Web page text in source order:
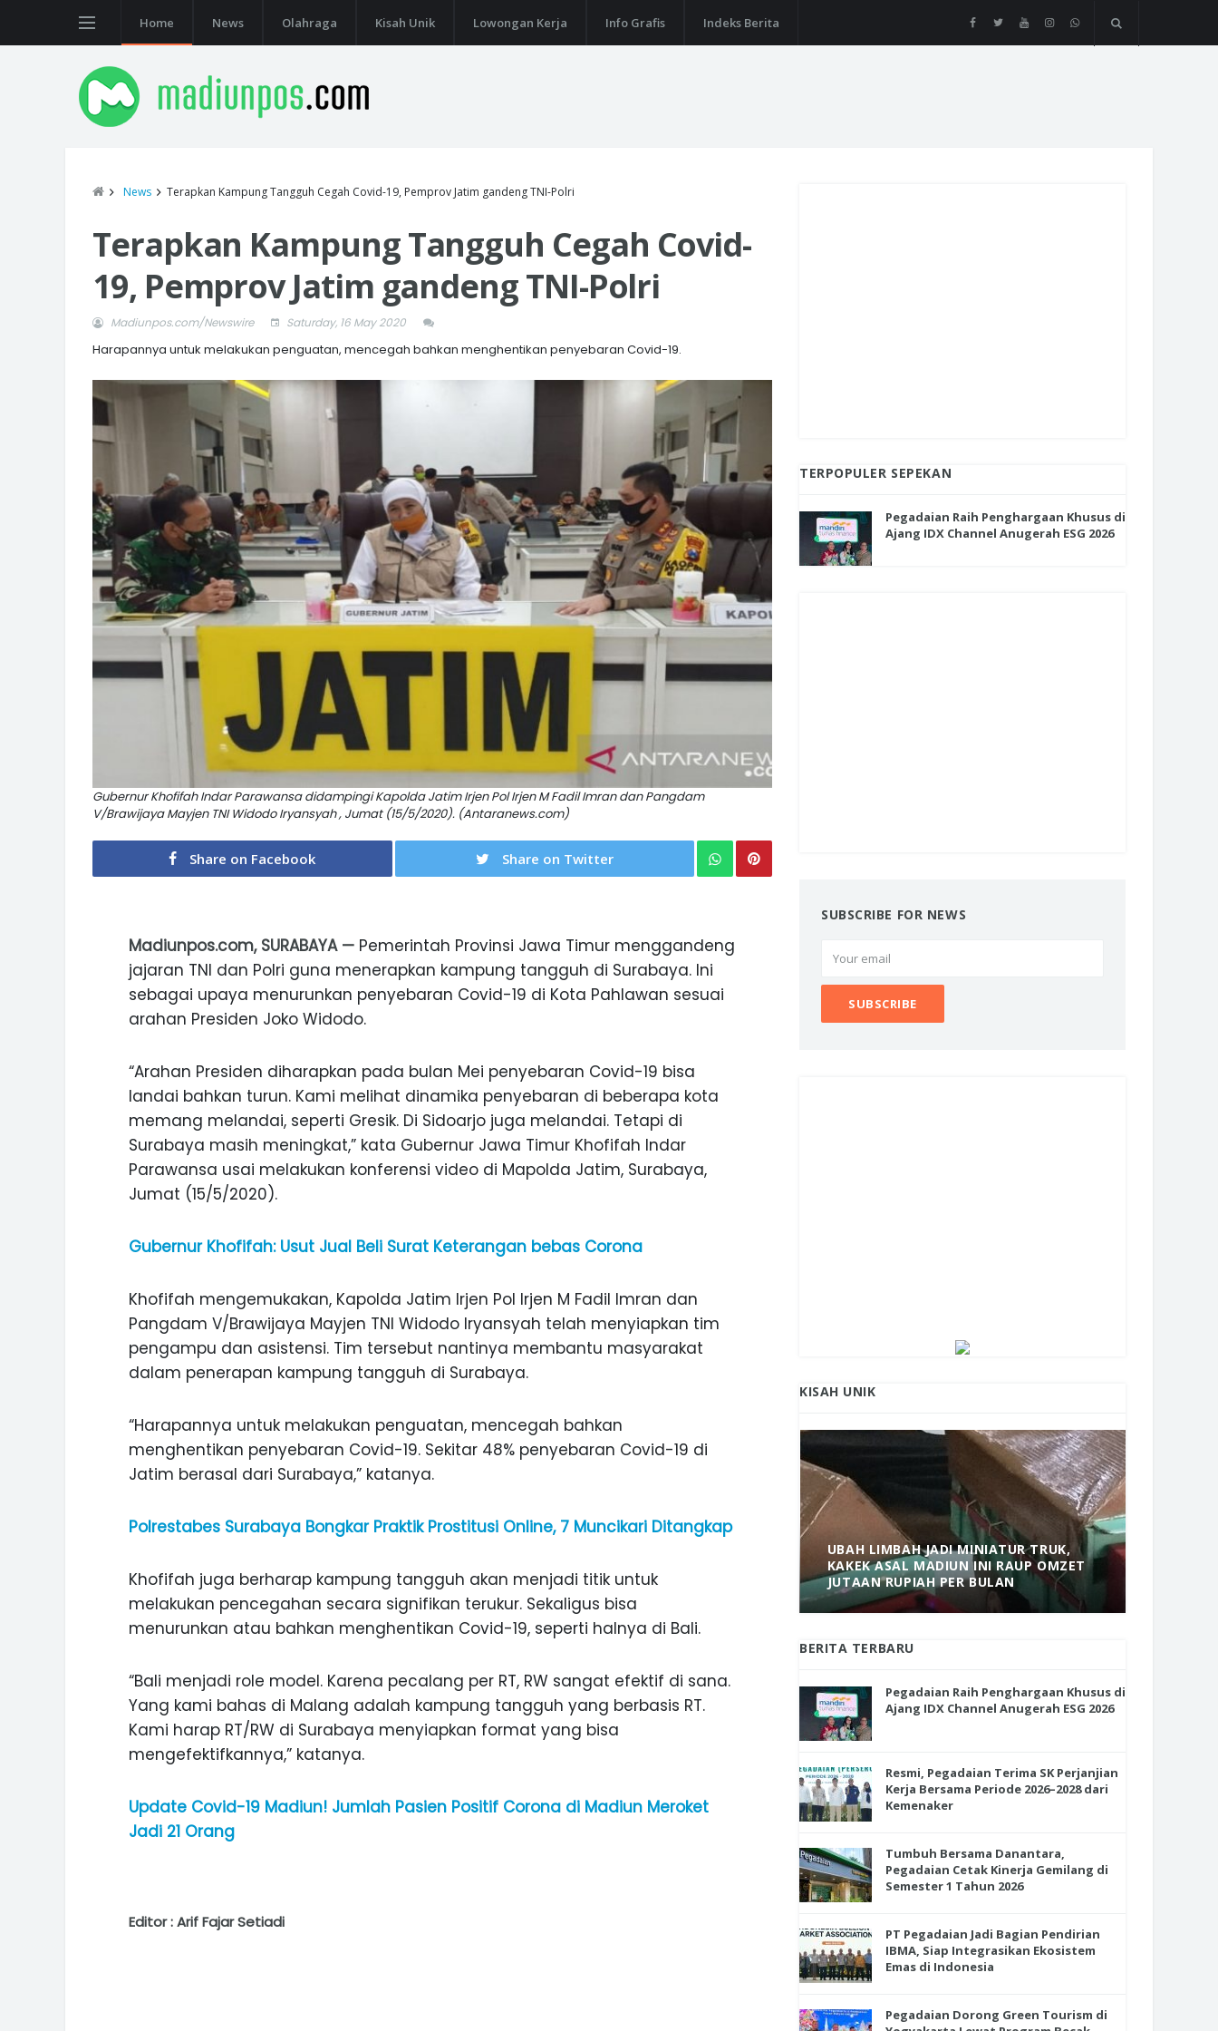
Home News Olahraga Kisah Unik Lowongan Kerja Info Grafis Indeks Berita
News Terapkan Kampung Tangguh Cegah Covid-19, Pemprov Jatim gandeng TNI-Polri
Terapkan Kampung Tangguh Cegah Covid-
19, Pemprov Jatim gandeng TNI-Polri
Madiunpos.com/Newswire Saturday, 16 May 2020
Harapannya untuk melakukan penguatan, mencegah bahkan menghentikan penyebaran Covid-19.
Gubernur Khofifah Indar Parawansa didampingi Kapolda Jatim Irjen Pol Irjen M Fadil Imran dan Pangdam
V/Brawijaya Mayjen TNI Widodo Iryansyah , Jumat (15/5/2020). (Antaranews.com)
Share on Facebook Share on Twitter
Madiunpos.com, SURABAYA — Pemerintah Provinsi Jawa Timur menggandeng
jajaran TNI dan Polri guna menerapkan kampung tangguh di Surabaya. Ini
sebagai upaya menurunkan penyebaran Covid-19 di Kota Pahlawan sesuai
arahan Presiden Joko Widodo.
“Arahan Presiden diharapkan pada bulan Mei penyebaran Covid-19 bisa
landai bahkan turun. Kami melihat dinamika penyebaran di beberapa kota
memang melandai, seperti Gresik. Di Sidoarjo juga melandai. Tetapi di
Surabaya masih meningkat,” kata Gubernur Jawa Timur Khofifah Indar
Parawansa usai melakukan konferensi video di Mapolda Jatim, Surabaya,
Jumat (15/5/2020).
Gubernur Khofifah: Usut Jual Beli Surat Keterangan bebas Corona
Khofifah mengemukakan, Kapolda Jatim Irjen Pol Irjen M Fadil Imran dan
Pangdam V/Brawijaya Mayjen TNI Widodo Iryansyah telah menyiapkan tim
pengampu dan asistensi. Tim tersebut nantinya membantu masyarakat
dalam penerapan kampung tangguh di Surabaya.
“Harapannya untuk melakukan penguatan, mencegah bahkan
menghentikan penyebaran Covid-19. Sekitar 48% penyebaran Covid-19 di
Jatim berasal dari Surabaya,” katanya.
Polrestabes Surabaya Bongkar Praktik Prostitusi Online, 7 Muncikari Ditangkap
Khofifah juga berharap kampung tangguh akan menjadi titik untuk
melakukan pencegahan secara signifikan terukur. Sekaligus bisa
menurunkan atau bahkan menghentikan Covid-19, seperti halnya di Bali.
“Bali menjadi role model. Karena pecalang per RT, RW sangat efektif di sana.
Yang kami bahas di Malang adalah kampung tangguh yang berbasis RT.
Kami harap RT/RW di Surabaya menyiapkan format yang bisa
mengefektifkannya,” katanya.
Update Covid-19 Madiun! Jumlah Pasien Positif Corona di Madiun Meroket
Jadi 21 Orang
Editor : Arif Fajar Setiadi
TERPOPULER SEPEKAN
Pegadaian Raih Penghargaan Khusus di
Ajang IDX Channel Anugerah ESG 2026
SUBSCRIBE FOR NEWS
KISAH UNIK
DURIAN SEGULUNG MADIUN
SEJAK 1996
UBAH LIMBAH JADI MINIATUR TRUK,
KAKEK ASAL MADIUN INI RAUP OMZET
JUTAAN RUPIAH PER BULAN
BERITA TERBARU
Pegadaian Raih Penghargaan Khusus di
Ajang IDX Channel Anugerah ESG 2026
Resmi, Pegadaian Terima SK Perjanjian
Kerja Bersama Periode 2026–2028 dari
Kemenaker
Tumbuh Bersama Danantara,
Pegadaian Cetak Kinerja Gemilang di
Semester 1 Tahun 2026
PT Pegadaian Jadi Bagian Pendirian
IBMA, Siap Integrasikan Ekosistem
Emas di Indonesia
Pegadaian Dorong Green Tourism di